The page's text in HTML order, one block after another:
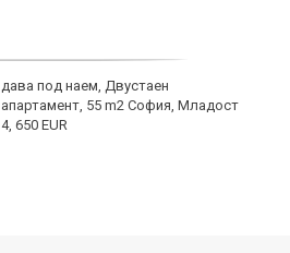
дава под наем, Двустаен
апартамент, 55 m2 София, Младост
4, 650 EUR